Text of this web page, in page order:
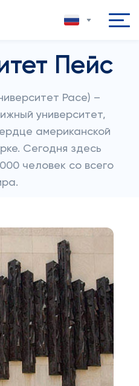
Пейс
Pace) –
университет,
американской
Сегодня здесь
человек со всего